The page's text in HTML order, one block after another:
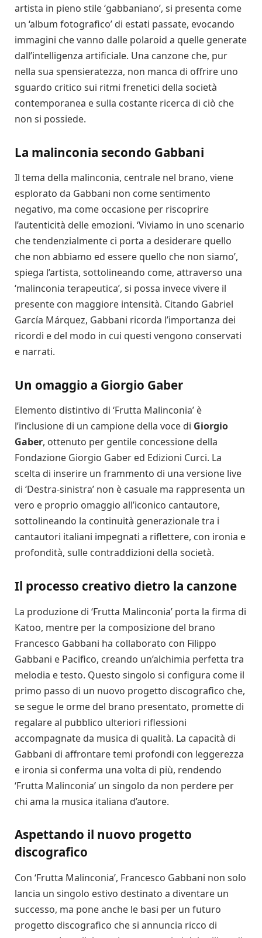
artista in pieno stile ‘gabbaniano’, si presenta come
un ‘album fotografico’ di estati passate, evocando
immagini che vanno dalle polaroid a quelle generate
dall’intelligenza artificiale. Una canzone che, pur
nella sua spensieratezza, non manca di offrire uno
sguardo critico sui ritmi frenetici della società
contemporanea e sulla costante ricerca di ciò che
non si possiede.
La malinconia secondo Gabbani
Il tema della malinconia, centrale nel brano, viene
esplorato da Gabbani non come sentimento
negativo, ma come occasione per riscoprire
l’autenticità delle emozioni. ‘Viviamo in uno scenario
che tendenzialmente ci porta a desiderare quello
che non abbiamo ed essere quello che non siamo’,
spiega l’artista, sottolineando come, attraverso una
‘malinconia terapeutica’, si possa invece vivere il
presente con maggiore intensità. Citando Gabriel
García Márquez, Gabbani ricorda l’importanza dei
ricordi e del modo in cui questi vengono conservati
e narrati.
Un omaggio a Giorgio Gaber
Elemento distintivo di ‘Frutta Malinconia’ è
l’inclusione di un campione della voce di Giorgio
Gaber, ottenuto per gentile concessione della
Fondazione Giorgio Gaber ed Edizioni Curci. La
scelta di inserire un frammento di una versione live
di ‘Destra-sinistra’ non è casuale ma rappresenta un
vero e proprio omaggio all’iconico cantautore,
sottolineando la continuità generazionale tra i
cantautori italiani impegnati a riflettere, con ironia e
profondità, sulle contraddizioni della società.
Il processo creativo dietro la canzone
La produzione di ‘Frutta Malinconia’ porta la firma di
Katoo, mentre per la composizione del brano
Francesco Gabbani ha collaborato con Filippo
Gabbani e Pacifico, creando un’alchimia perfetta tra
melodia e testo. Questo singolo si configura come il
primo passo di un nuovo progetto discografico che,
se segue le orme del brano presentato, promette di
regalare al pubblico ulteriori riflessioni
accompagnate da musica di qualità. La capacità di
Gabbani di affrontare temi profondi con leggerezza
e ironia si conferma una volta di più, rendendo
‘Frutta Malinconia’ un singolo da non perdere per
chi ama la musica italiana d’autore.
Aspettando il nuovo progetto
discografico
Con ‘Frutta Malinconia’, Francesco Gabbani non solo
lancia un singolo estivo destinato a diventare un
successo, ma pone anche le basi per un futuro
progetto discografico che si annuncia ricco di